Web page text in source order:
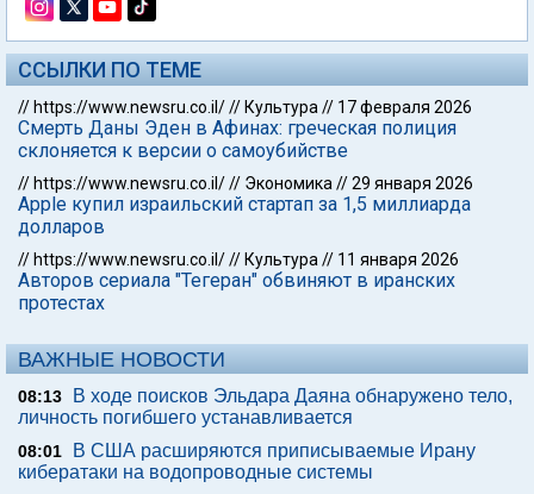
ССЫЛКИ ПО ТЕМЕ
// https://www.newsru.co.il/// Культура // 17 февраля 2026
Смерть Даны Эден в Афинах: греческая полиция
склоняется к версии о самоубийстве
// https://www.newsru.co.il/// Экономика //29 января 2026
Apple купил израильский стартап за 1,5 миллиарда
долларов
// https://www.newsru.co.il/// Культура // 11 января 2026
Авторов сериала "Тегеран" обвиняют в иранских
протестах
ВАЖНЫЕ НОВОСТИ
08:13
В ходе поисков Эльдара Даяна обнаружено тело,
личность погибшего устанавливается
08:01
В США расширяются приписываемые Ирану
кибератаки на водопроводные системы